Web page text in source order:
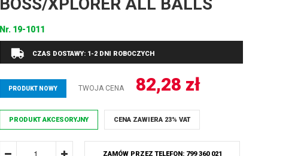
Nr. 19-1011
CZAS DOSTAWY: 1-2 DNI ROBOCZYCH
PRODUKT NOWY TWOJA CENA 82,28 zł
PRODUKT AKCESORYJNY CENA ZAWIERA 23% VAT
ZAMÓW PRZEZ TELEFON: 799 360 021